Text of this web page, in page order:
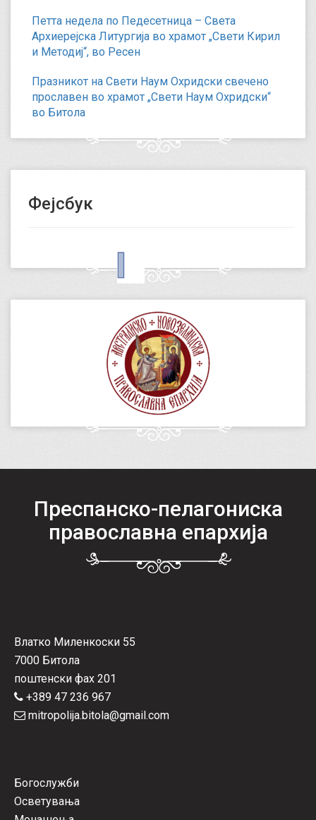
Петта недела по Педесетница – Света
Архиерејска Литургија во храмот „Свети Кирил
и Методиј“, во Ресен
Празникот на Свети Наум Охридски свечено
прославен во храмот „Свети Наум Охридски“
во Битола
Фејсбук
Преспанско-пелагониска
православна епархија
Влатко Миленкоски 55
7000 Битола
поштенски фах 201
+389 47 236 967
mitropolija.bitola@gmail.com
Богослужби
Осветувања